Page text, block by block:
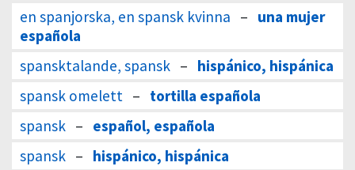
en spanjorska, en spansk kvinna – una mujer
española
spansktalande, spansk – hispánico, hispánica
spansk omelett – tortilla española
spansk – español, española
spansk – hispánico, hispánica